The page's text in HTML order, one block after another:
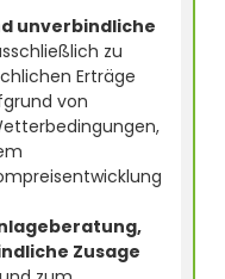
unverbindliche
zu
Erträge
von
Zusage